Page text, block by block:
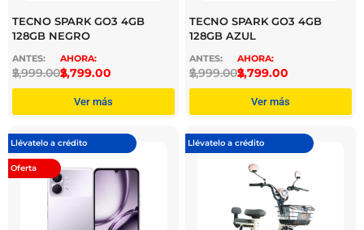
TECNO SPARK GO3 4GB
128GB NEGRO
$
2,999.00$
2,799.00
Ver más
TECNO SPARK GO3 4GB
128GB AZUL
$
2,999.00$
2,799.00
Ver más
Llévatelo a crédito
Oferta
Llévatelo a crédito